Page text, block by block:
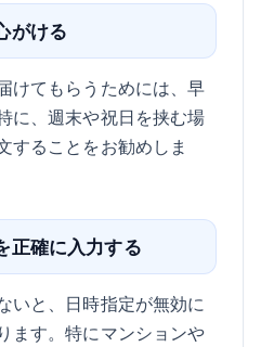
がける
けてもらうためには、早
に、週末や祝日を挟む場
することをお勧めしま
正確に入力する
いと、日時指定が無効に
ます。特にマンションや